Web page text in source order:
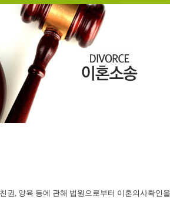
권, 양육 등에 관해 법원으로부터 이혼의사확